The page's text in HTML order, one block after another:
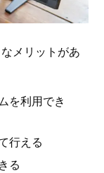
メリットがあ
を利用でき
行える
る